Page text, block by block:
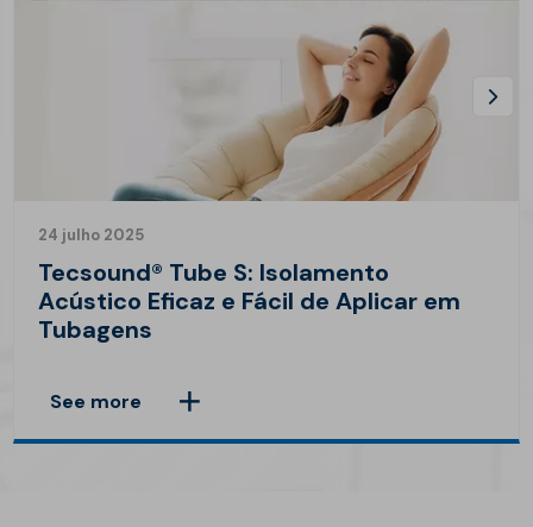
24 julho 2025
Tecsound® Tube S: Isolamento
Acústico Eficaz e Fácil de Aplicar em
Tubagens
See more